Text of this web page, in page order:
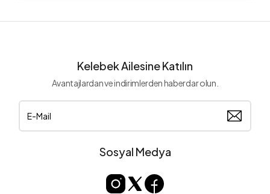
Kelebek Ailesine Katılın
Avantajlardan ve indirimlerden haberdar olun.
Sosyal Medya